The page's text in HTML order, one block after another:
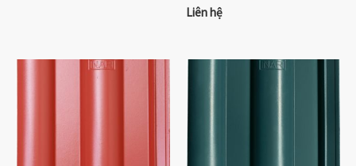
Liên hệ